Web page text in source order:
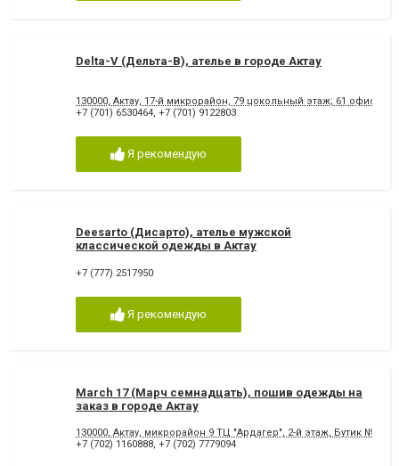
Delta-V (Дельта-В), ателье в городе Актау
130000, Актау, ​17-й микрорайон, 79​ цокольный этаж; 61 офис
+7 (701) 6530464, +7 (701) 9122803
Я рекомендую
Deesarto (Дисарто), ателье мужской
классической одежды в Актау
+7 (777) 2517950
Я рекомендую
March 17 (Марч семнадцать), пошив одежды на
заказ в городе Актау
130000, Актау, микрорайон 9 ТЦ "Ардагер", 2-й этаж, Бутик № Т-2-1
+7 (702) 1160888, +7 (702) 7779094